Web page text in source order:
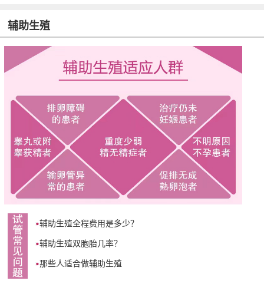
辅助生殖
辅助生殖全程费用是多少？
辅助生殖双胞胎几率？
那些人适合做辅助生殖